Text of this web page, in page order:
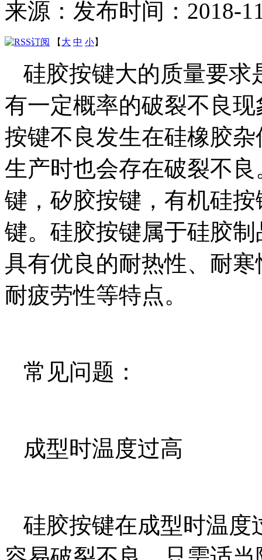
来源： 发布时间：2018-
【 大 中 小】
硅胶按键大的质量要求
有一定概率的破裂不良
按键不良发生在硅橡胶
生产时也会存在破裂不
键，矽胶按键，有机硅
键。硅胶按键属于硅胶
具有优良的耐热性、耐
耐疲劳性等特点。
常见问题：
成型时温度过高
硅胶按键在成型时温度